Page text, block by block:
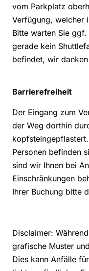
vom Parkplatz
Verfügung, welcher
Bitte warten Sie
gerade kein
befindet, wir
Barrierefreiheit
Der Eingang zum
der Weg dorthin
Personen befinden
sind wir Ihnen bei
Einschränkungen
Ihrer Buchung bitte
Disclaimer:
grafische Muster
Dies kann Anfälle